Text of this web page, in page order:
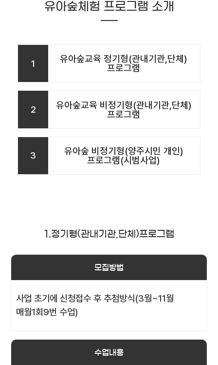
유아숲체험 프로그램 소개
1
유아숲교육 정기형(관내기관,단체)
프로그램
2
유아숲교육 비정기형(관내기관,단체)
프로그램
3
유아숲 비정기형(양주시민 개인)
프로그램(시범사업)
1.정기형(관내기관,단체)프로그램
모집방법
사업 초기에 신청접수 후 추첨방식(3월~11월
매월1회9번 수업)
수업내용